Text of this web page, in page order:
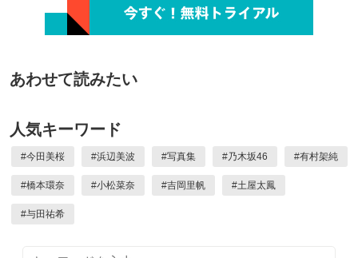
あわせて読みたい
人気キーワード
#今田美桜 #浜辺美波 #写真集 #乃木坂46 #有村架純
#橋本環奈 #小松菜奈 #吉岡里帆 #土屋太鳳
#与田祐希